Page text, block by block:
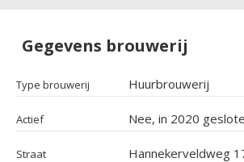
Gegevens brouwerij
Type brouwerij Huurbrouwerij
Actief
Straat Hannekerveldweg